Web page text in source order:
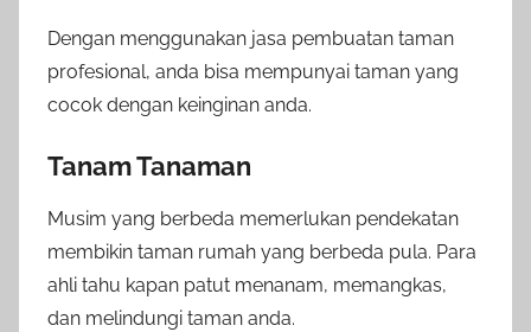
Dengan menggunakan jasa pembuatan taman
profesional, anda bisa mempunyai taman yang
cocok dengan keinginan anda.
Tanam Tanaman
Musim yang berbeda memerlukan pendekatan
membikin taman rumah yang berbeda pula. Para
ahli tahu kapan patut menanam, memangkas,
dan melindungi taman anda.